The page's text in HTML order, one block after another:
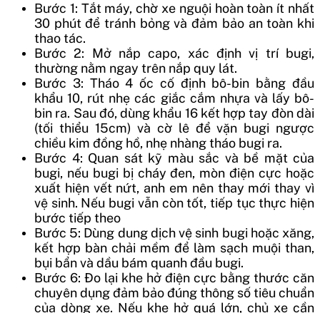
Bước 1: Tắt máy, chờ xe nguội hoàn toàn ít nhất
30 phút để tránh bỏng và đảm bảo an toàn khi
thao tác.
Bước 2: Mở nắp capo, xác định vị trí bugi,
thường nằm ngay trên nắp quy lát.
Bước 3: Tháo 4 ốc cố định bô-bin bằng đầu
khẩu 10, rút nhẹ các giắc cắm nhựa và lấy bô-
bin ra. Sau đó, dùng khẩu 16 kết hợp tay đòn dài
(tối thiểu 15cm) và cờ lê để vặn bugi ngược
chiều kim đồng hồ, nhẹ nhàng tháo bugi ra.
Bước 4: Quan sát kỹ màu sắc và bề mặt của
bugi, nếu bugi bị cháy đen, mòn điện cực hoặc
xuất hiện vết nứt, anh em nên thay mới thay vì
vệ sinh. Nếu bugi vẫn còn tốt, tiếp tục thực hiện
bước tiếp theo
Bước 5: Dùng dung dịch vệ sinh bugi hoặc xăng,
kết hợp bàn chải mềm để làm sạch muội than,
bụi bẩn và dầu bám quanh đầu bugi.
Bước 6: Đo lại khe hở điện cực bằng thước căn
chuyên dụng đảm bảo đúng thông số tiêu chuẩn
của dòng xe. Nếu khe hở quá lớn, chủ xe cần